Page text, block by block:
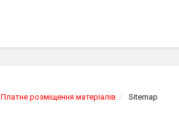
Платне розміщення матеріалів Sitemap